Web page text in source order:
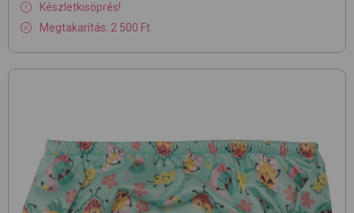
Készletkisöprés!
Megtakarítás: 2 500 Ft